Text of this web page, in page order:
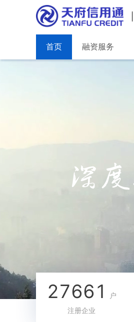
首页 融资服务
27661
户
注册企业